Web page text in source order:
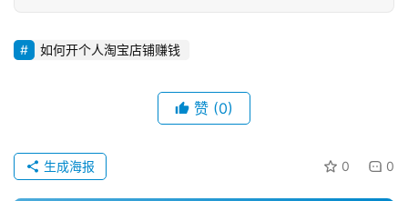
如何开个人淘宝店铺赚钱
赞 (0)
0 0
生成海报